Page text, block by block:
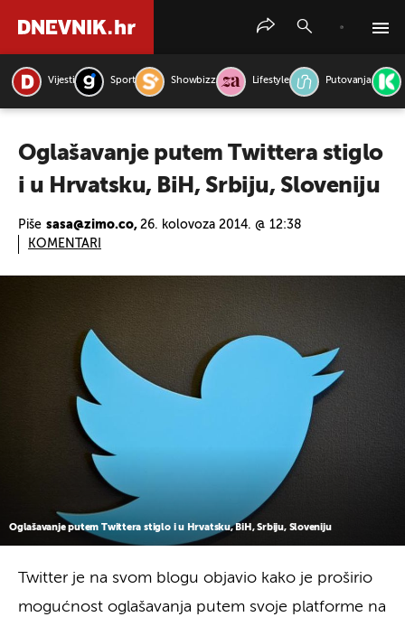
Vijesti Sport Showbizz Lifestyle Putovanja
Oglašavanje putem Twittera stiglo
i u Hrvatsku, BiH, Srbiju, Sloveniju
Piše sasa@zimo.co, 26. kolovoza 2014. @ 12:38
KOMENTARI
Oglašavanje putem Twittera stiglo i u Hrvatsku, BiH, Srbiju, Sloveniju
Twitter je na svom blogu objavio kako je proširio
mogućnost oglašavanja putem svoje platforme na
PRETRAŽITE VIJESTI